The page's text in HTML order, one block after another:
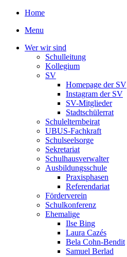
Home
Menu
Wer wir sind
Schulleitung
Kollegium
SV
Homepage der SV
Instagram der SV
SV-Mitglieder
Stadtschülerrat
Schulelternbeirat
UBUS-Fachkraft
Schulseelsorge
Sekretariat
Schulhausverwalter
Ausbildungsschule
Praxisphasen
Referendariat
Förderverein
Schulkonferenz
Ehemalige
Ilse Bing
Laura Cazés
Bela Cohn-Bendit
Samuel Berlad